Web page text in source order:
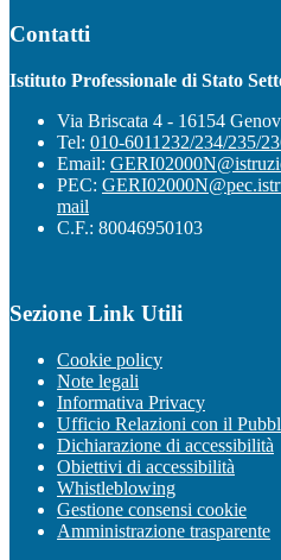
Contatti
Istituto Professionale di Stato
Via Briscata 4 - 16154
Tel: 010-6011232/234/235/
Email:
PEC:
mail
C.F.: 80046950103
Sezione Link Utili
Cookie policy
Note legali
Informativa Privacy
Ufficio Relazioni con il
Dichiarazione di accessibilità
Obiettivi di accessibilità
Whistleblowing
Gestione consensi cookie
Amministrazione trasparente